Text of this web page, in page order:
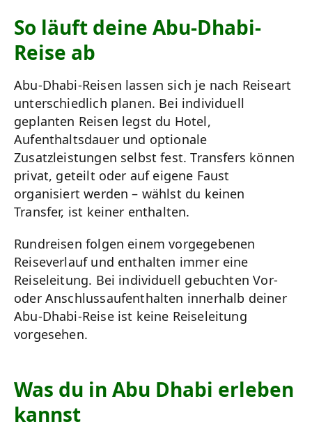
So läuft deine Abu-Dhabi-
Reise ab
Abu-Dhabi-Reisen lassen sich je nach Reiseart
unterschiedlich planen. Bei individuell
geplanten Reisen legst du Hotel,
Aufenthaltsdauer und optionale
Zusatzleistungen selbst fest. Transfers können
privat, geteilt oder auf eigene Faust
organisiert werden – wählst du keinen
Transfer, ist keiner enthalten.
Rundreisen folgen einem vorgegebenen
Reiseverlauf und enthalten immer eine
Reiseleitung. Bei individuell gebuchten Vor-
oder Anschlussaufenthalten innerhalb deiner
Abu-Dhabi-Reise ist keine Reiseleitung
vorgesehen.
Was du in Abu Dhabi erleben
kannst